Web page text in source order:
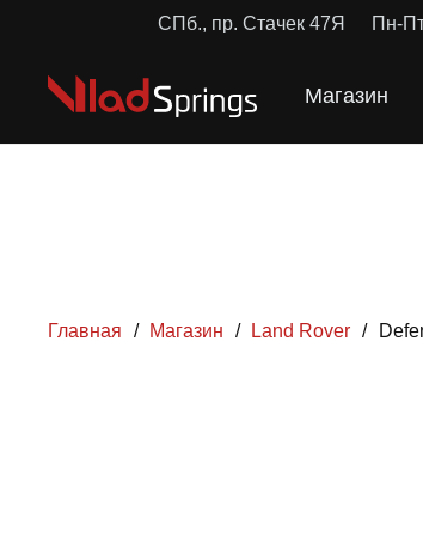
СПб., пр. Стачек 47Я Пн-
Магазин
Главная / Магазин / Land Rover /